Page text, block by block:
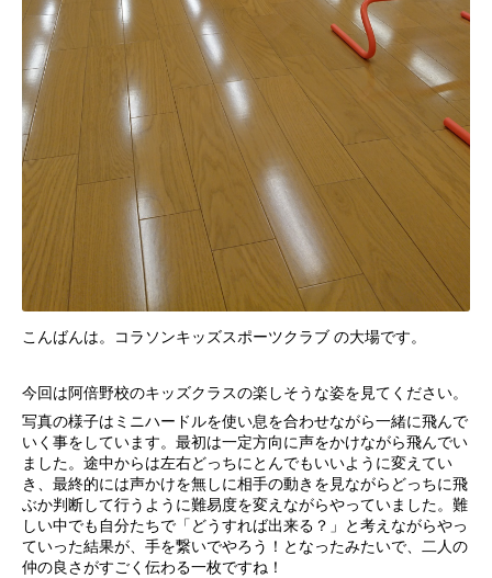
こんばんは。コラソンキッズスポーツクラブ の大場です。
今回は阿倍野校のキッズクラスの楽しそうな姿を見てください。
写真の様子はミニハードルを使い息を合わせながら一緒に飛んで
いく事をしています。最初は一定方向に声をかけながら飛んでい
ました。途中からは左右どっちにとんでもいいように変えてい
き、最終的には声かけを無しに相手の動きを見ながらどっちに飛
ぶか判断して行うように難易度を変えながらやっていました。難
しい中でも自分たちで「どうすれば出来る？」と考えながらやっ
ていった結果が、手を繋いでやろう！となったみたいで、二人の
仲の良さがすごく伝わる一枚ですね！